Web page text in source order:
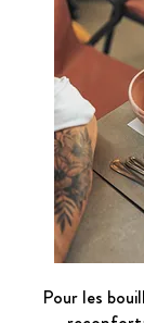
Pour les